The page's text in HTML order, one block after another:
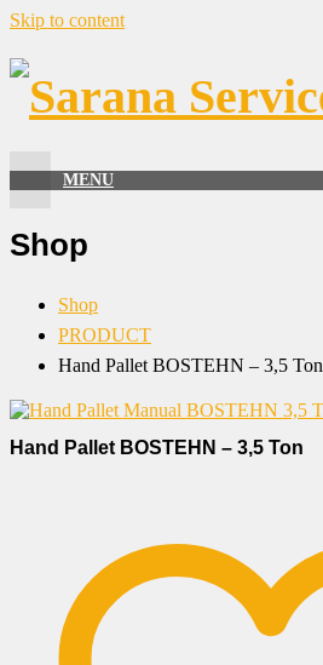
Skip to content
MENU
Shop
Shop
PRODUCT
Hand Pallet BOSTEHN – 3,5 Ton
Hand Pallet BOSTEHN – 3,5 Ton